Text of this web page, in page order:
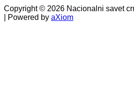
Copyright © 2026 Nacionalni savet
| Powered by aXiom